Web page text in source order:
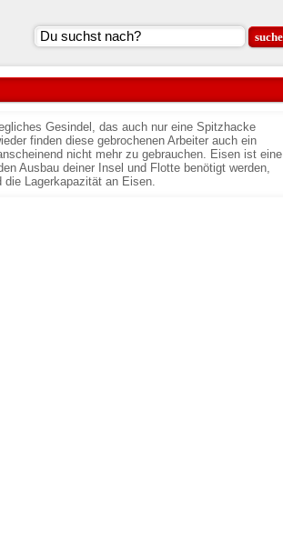
Gesindel, das auch nur eine Spitzhacke
finden diese gebrochenen Arbeiter auch ein
nicht mehr zu gebrauchen. Eisen ist eine
Ausbau deiner Insel und Flotte benötigt werden,
die Lagerkapazität an Eisen.